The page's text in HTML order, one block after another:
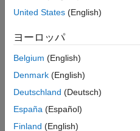
単一のラベル付きのブロック化されたイ
ジの作成
サポート関数
参考
して、イメージを組織と背景
ンを示します。この例では、
合わせ、腫瘍組織、正常組
クセル ラベルをもつ 1 つの
ます。
CAMELYON16 データ セット
習イメージを変更したバージ
イメージを作成します。変更
United States (English)
ヨーロッパ
Belgium (English)
Denmark (English)
Deutschland (Deutsch)
España (Español)
Finland (English)